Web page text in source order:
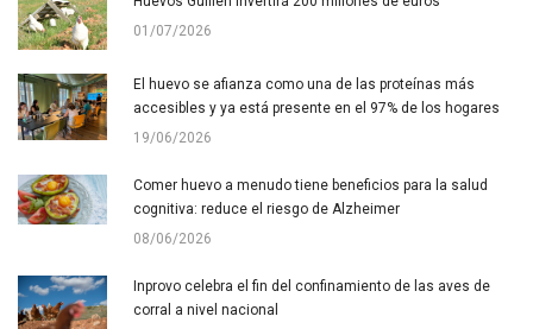
01/07/2026
El huevo se afianza como una de las proteínas más
accesibles y ya está presente en el 97% de los hogares
19/06/2026
Comer huevo a menudo tiene beneficios para la salud
cognitiva: reduce el riesgo de Alzheimer
08/06/2026
Inprovo celebra el fin del confinamiento de las aves de
corral a nivel nacional